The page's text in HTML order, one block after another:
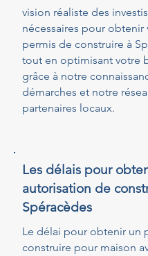
vision réaliste des
nécessaires pour obtenir
permis de construire à
tout en optimisant votre
grâce à notre
démarches et notre
partenaires locaux.
Les délais pour
autorisation de
Spéracèdes
Le délai pour obtenir un
construire pour maison